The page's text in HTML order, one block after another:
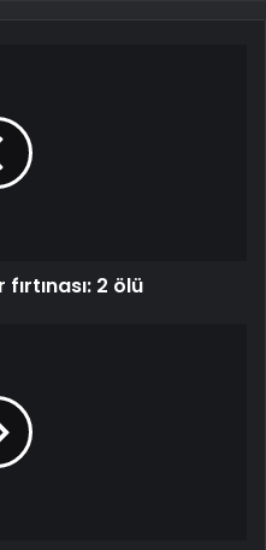
2 ölü